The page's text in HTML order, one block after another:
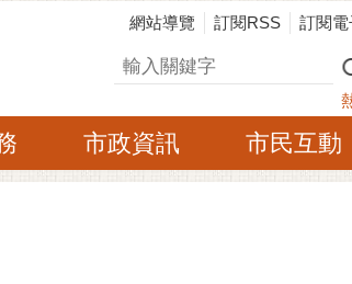
網站導覽 訂閱RSS 訂閱電
搜尋
市政資訊 市民互動